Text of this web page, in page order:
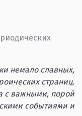
немало славных,
страниц.
с важными, порой
событиями и